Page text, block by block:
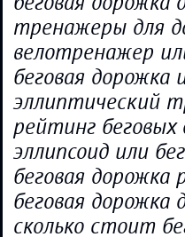
тренажеры для
велотренажер
беговая
эллиптический
рейтинг
эллипсоид или
беговая
беговая
сколько стоит